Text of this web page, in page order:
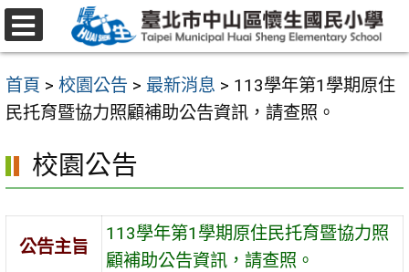
跳
至
要
內
區
首頁 > 校園公告 > 最新消息 > 113學年第1學期原住
民托育暨協力照顧補助公告資訊，請查照。
校園公告
公告主旨
113學年第1學期原住民托育暨協力照
顧補助公告資訊，請查照。
選
單